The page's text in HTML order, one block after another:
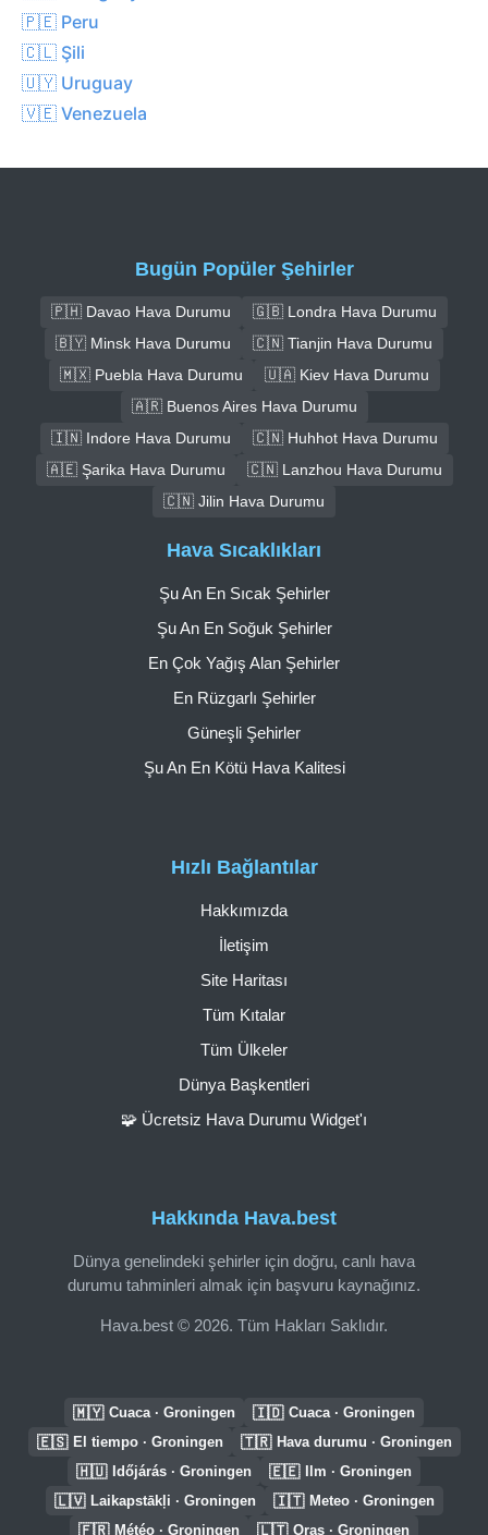
🇵🇪 Peru
🇨🇱 Şili
🇺🇾 Uruguay
🇻🇪 Venezuela
Bugün Popüler Şehirler
🇵🇭 Davao Hava Durumu
🇬🇧 Londra Hava Durumu
🇧🇾 Minsk Hava Durumu
🇨🇳 Tianjin Hava Durumu
🇲🇽 Puebla Hava Durumu
🇺🇦 Kiev Hava Durumu
🇦🇷 Buenos Aires Hava Durumu
🇮🇳 Indore Hava Durumu
🇨🇳 Huhhot Hava Durumu
🇦🇪 Şarika Hava Durumu
🇨🇳 Lanzhou Hava Durumu
🇨🇳 Jilin Hava Durumu
Hakkında Hava.best
Dünya genelindeki şehirler için doğru, canlı hava
durumu tahminleri almak için başvuru kaynağınız.
Hava.best © 2026. Tüm Hakları Saklıdır.
Hızlı Bağlantılar
Hakkımızda
İletişim
Site Haritası
Tüm Kıtalar
Tüm Ülkeler
Dünya Başkentleri
🧩 Ücretsiz Hava Durumu Widget'ı
Hava Sıcaklıkları
Şu An En Sıcak Şehirler
Şu An En Soğuk Şehirler
En Çok Yağış Alan Şehirler
En Rüzgarlı Şehirler
Güneşli Şehirler
Şu An En Kötü Hava Kalitesi
🇲🇾 Cuaca · Groningen 🇮🇩 Cuaca · Groningen
🇪🇸 El tiempo · Groningen 🇹🇷 Hava durumu · Groningen
🇭🇺 Időjárás · Groningen 🇪🇪 Ilm · Groningen
🇱🇻 Laikapstākļi · Groningen 🇮🇹 Meteo · Groningen
🇫🇷 Météo · Groningen 🇱🇹 Oras · Groningen